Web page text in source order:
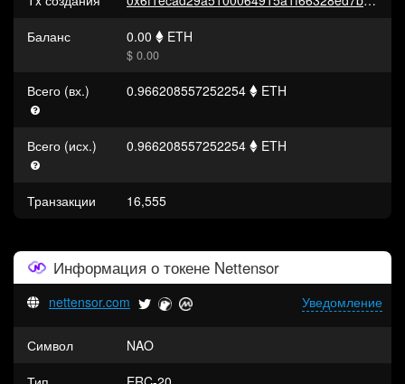
Баланс
0.00 ETH
$ 0.00
Всего (вх.) 0.966208557252254 ETH
Всего (исх.) 0.966208557252254 ETH
Транзакции 16,555
Информация о токене Nettensor
Уведомление
nettensor.com
Символ
NAO